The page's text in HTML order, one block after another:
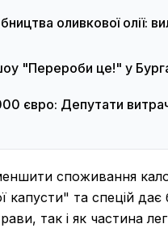
оливкової олії:
"Перероби це!" у
євро: Депутати
споживання
капусти" та спецій дає
так і як частина